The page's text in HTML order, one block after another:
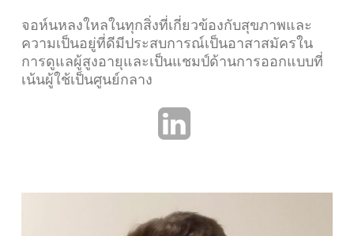
จอห์นหลงใหลในทุกสิ่งที่เกี่ยวข้องกับสุขภาพและ
ความเป็นอยู่ที่ดีมีประสบการณ์เป็นอาสาสมัครใน
การดูแลผู้สูงอายุและเป็นแชมป์ด้านการออกแบบที่
เน้นผู้ใช้เป็นศูนย์กลาง